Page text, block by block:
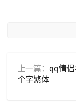
上一篇： qq情侣
个字繁体